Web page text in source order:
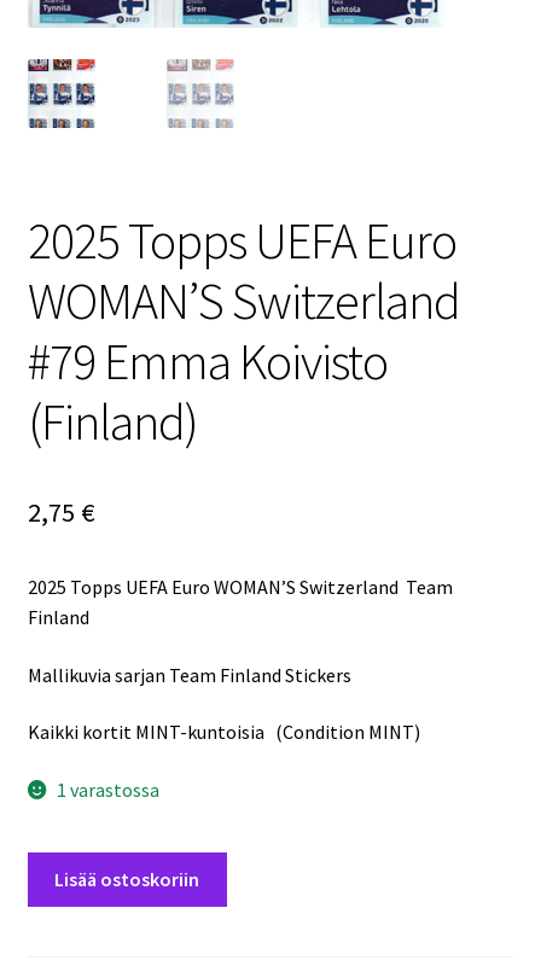
2025 Topps UEFA Euro
WOMAN’S Switzerland
#79 Emma Koivisto
(Finland)
2,75 €
2025 Topps UEFA Euro WOMAN’S Switzerland Team
Finland
Mallikuvia sarjan Team Finland Stickers
Kaikki kortit MINT-kuntoisia (Condition MINT)
1 varastossa
Lisää ostoskoriin